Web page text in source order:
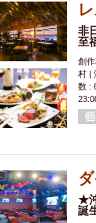
非
至
創
村 |
数 :
★
誕